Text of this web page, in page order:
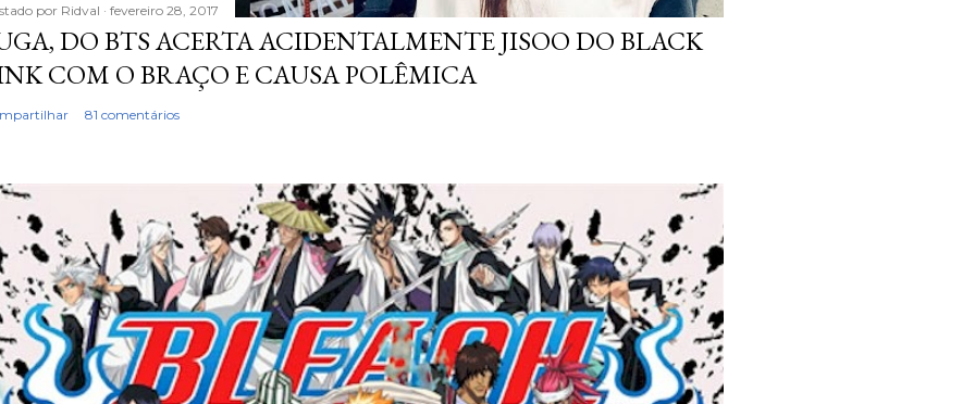
por Ridval fevereiro 28, 2017
DO BTS ACERTA ACIDENTALMENTE JISOO DO BLACK
COM O BRAÇO E CAUSA POLÊMICA
81 comentários